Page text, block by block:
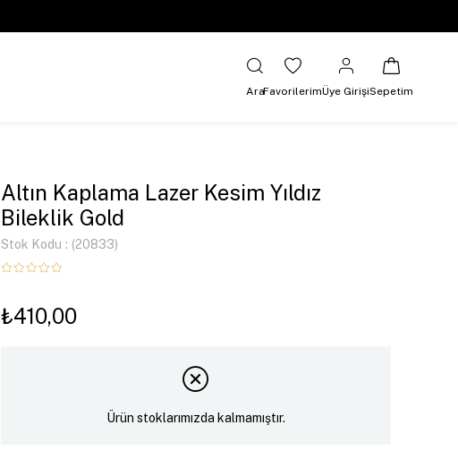
AraFavorilerimÜye GirişiSepetim
Altın Kaplama Lazer Kesim Yıldız
Bileklik Gold
Stok Kodu (20833)
₺410,00
Ürün stoklarımızda kalmamıştır.